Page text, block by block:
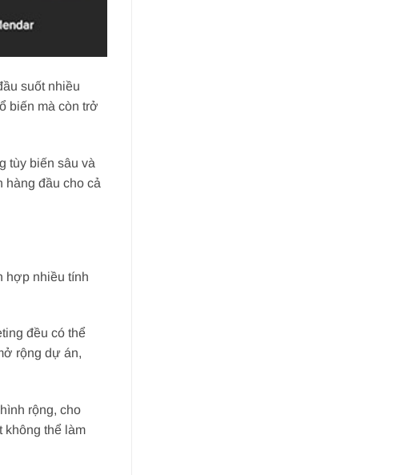
suốt nhiều
biến mà còn trở
tùy biến sâu và
hàng đầu cho cả
hợp nhiều tính
đều có thể
rộng dự án,
rộng, cho
không thể làm